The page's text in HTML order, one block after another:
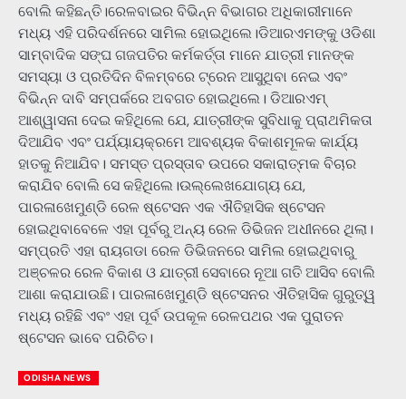
ବୋଲି କହିଛନ୍ତି।ରେଳବାଇର ବିଭିନ୍ନ ବିଭାଗର ଅଧିକାରୀମାନେ
ମଧ୍ୟ ଏହି ପରିଦର୍ଶନରେ ସାମିଲ ହୋଇଥିଲେ।ଡିଆରଏମଙ୍କୁ ଓଡିଶା
ସାମ୍ବାଦିକ ସଙ୍ଘ ଗଜପତିର କର୍ମକର୍ତ୍ତା ମାନେ ଯାତ୍ରୀ ମାନଙ୍କ
ସମସ୍ୟା ଓ ପ୍ରତିଦିନ ବିଳମ୍ବରେ ଟ୍ରେନ ଆସୁଥିବା ନେଇ ଏବଂ
ବିଭିନ୍ନ ଦାବି ସମ୍ପର୍କରେ ଅବଗତ ହୋଇଥିଲେ। ଡିଆରଏମ୍
ଆଶ୍ୱାସନା ଦେଇ କହିଥିଲେ ଯେ, ଯାତ୍ରୀଙ୍କ ସୁବିଧାକୁ ପ୍ରାଥମିକତା
ଦିଆଯିବ ଏବଂ ପର୍ଯ୍ୟାୟକ୍ରମେ ଆବଶ୍ୟକ ବିକାଶମୂଳକ କାର୍ଯ୍ୟ
ହାତକୁ ନିଆଯିବ। ସମସ୍ତ ପ୍ରସ୍ତାବ ଉପରେ ସକାରାତ୍ମକ ବିଚାର
କରାଯିବ ବୋଲି ସେ କହିଥିଲେ।ଉଲ୍ଲେଖଯୋଗ୍ୟ ଯେ,
ପାରଳାଖେମୁଣ୍ଡି ରେଳ ଷ୍ଟେସନ ଏକ ଐତିହାସିକ ଷ୍ଟେସନ
ହୋଇଥିବାବେଳେ ଏହା ପୂର୍ବରୁ ଅନ୍ୟ ରେଳ ଡିଭିଜନ ଅଧୀନରେ ଥିଲା।
ସମ୍ପ୍ରତି ଏହା ରାୟଗଡା ରେଳ ଡିଭିଜନରେ ସାମିଲ ହୋଇଥିବାରୁ
ଅଞ୍ଚଳର ରେଳ ବିକାଶ ଓ ଯାତ୍ରୀ ସେବାରେ ନୂଆ ଗତି ଆସିବ ବୋଲି
ଆଶା କରାଯାଉଛି। ପାରଳାଖେମୁଣ୍ଡି ଷ୍ଟେସନର ଐତିହାସିକ ଗୁରୁତ୍ୱ
ମଧ୍ୟ ରହିଛି ଏବଂ ଏହା ପୂର୍ବ ଉପକୂଳ ରେଳପଥର ଏକ ପୁରାତନ
ଷ୍ଟେସନ ଭାବେ ପରିଚିତ।
ODISHA NEWS